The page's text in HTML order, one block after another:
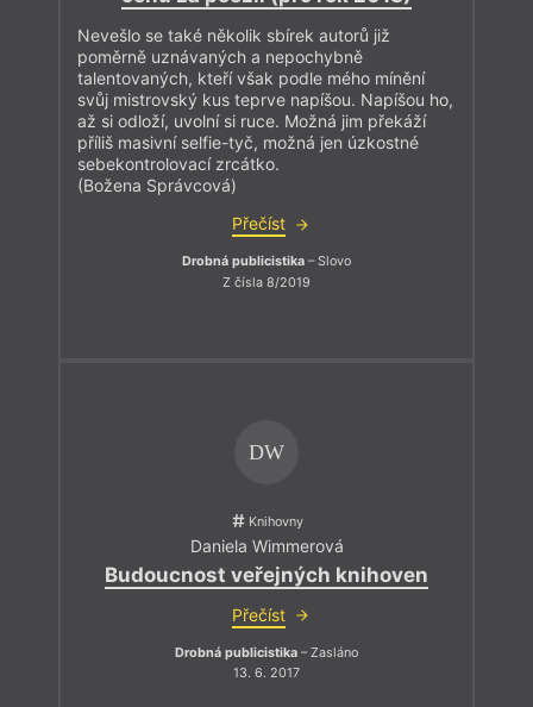
Nevešlo se také několik sbírek autorů již
poměrně uznávaných a nepochybně
talentovaných, kteří však podle mého mínění
svůj mistrovský kus teprve napíšou. Napíšou ho,
až si odloží, uvolní si ruce. Možná jim překáží
příliš masivní selfie-tyč, možná jen úzkostné
sebekontrolovací zrcátko.
(Božena Správcová)
Přečíst
Drobná publicistika – Slovo
Z čísla 8/2019
DW
Knihovny
Daniela Wimmerová
Budoucnost veřejných knihoven
Přečíst
Drobná publicistika – Zasláno
13. 6. 2017